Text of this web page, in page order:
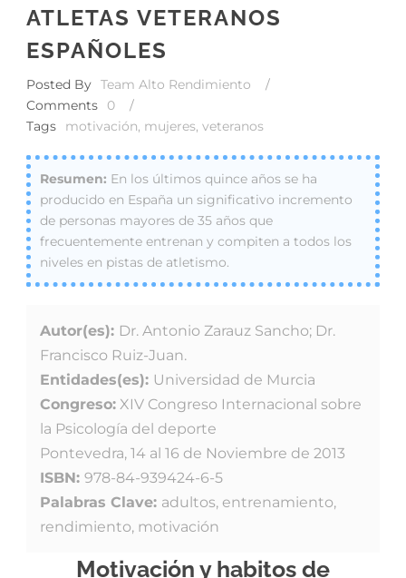
ATLETAS VETERANOS
ESPAÑOLES
Posted By Team Alto Rendimiento
/
Comments
0
/
Tags
motivación, mujeres, veteranos
En los últimos quince años se ha
producido en España un significativo incremento
de personas mayores de 35 años que
frecuentemente entrenan y compiten a todos los
niveles en pistas de atletismo.
Autor(es): Dr. Antonio Zarauz Sancho; Dr.
Francisco Ruiz-Juan.
Entidades(es): Universidad de Murcia
Congreso: XIV Congreso Internacional sobre
la Psicología del deporte
Pontevedra, 14 al 16 de Noviembre de 2013
ISBN: 978-84-939424-6-5
Palabras Clave: adultos, entrenamiento,
rendimiento, motivación
Motivación y habitos de